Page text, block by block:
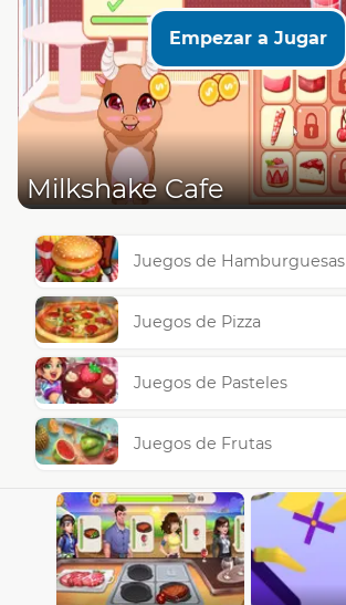
Empezar a Jugar
Milkshake Cafe
Juegos de Hamburguesas
Juegos de Pizza
Juegos de Pasteles
Juegos de Frutas